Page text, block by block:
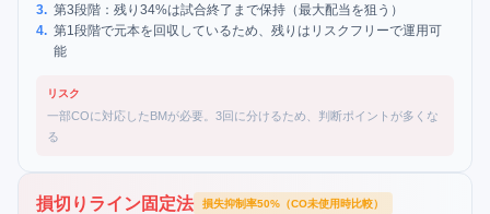
3. 第3段階：残り34%は試合終了まで保持（最大配当を狙う）
4. 第1段階で元本を回収しているため、残りはリスクフリーで運用可
能
リスク
一部COに対応したBMが必要。3回に分けるため、判断ポイントが多くな
る
損切りライン固定法 損失抑制率50%（CO未使用時比較）